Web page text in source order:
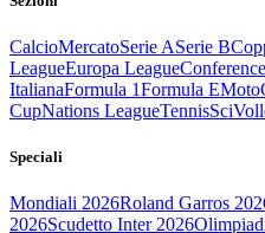
CalcioMercatoSerie ASerie B
LeagueEuropa League
ItalianaFormula 1Formula E
CupNations LeagueTennisSci
Speciali
Mondiali 2026Roland Garros
2026Scudetto Inter 2026